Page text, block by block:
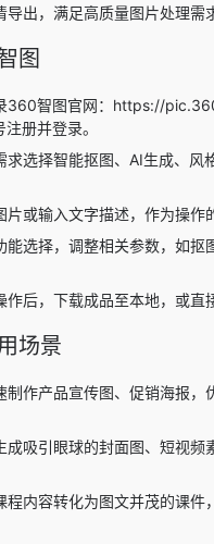
出，满足高质量图片处理需
图
360智图官网：https://
册并登录。
求选择智能抠图、AI生成、风
片或输入文字描述，作为操作
能选择，调整相关参数，如抠
作后，下载成品至本地，或直
场景
制作产品宣传图、促销海报，
成吸引眼球的封面图、短视频
程内容转化为图文并茂的课件